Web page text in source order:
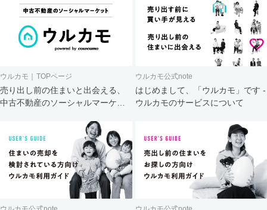
ウルカモ｜TOPページ
売り出し前の住まいと出会える、
中古不動産のソーシャルマーケッ
ウルカモ公式note
はじめまして、「ウルカモ」です -
ウルカモのサービスについて